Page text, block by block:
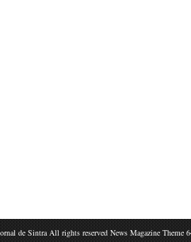
de Sintra All rights reserved News Magazine Theme